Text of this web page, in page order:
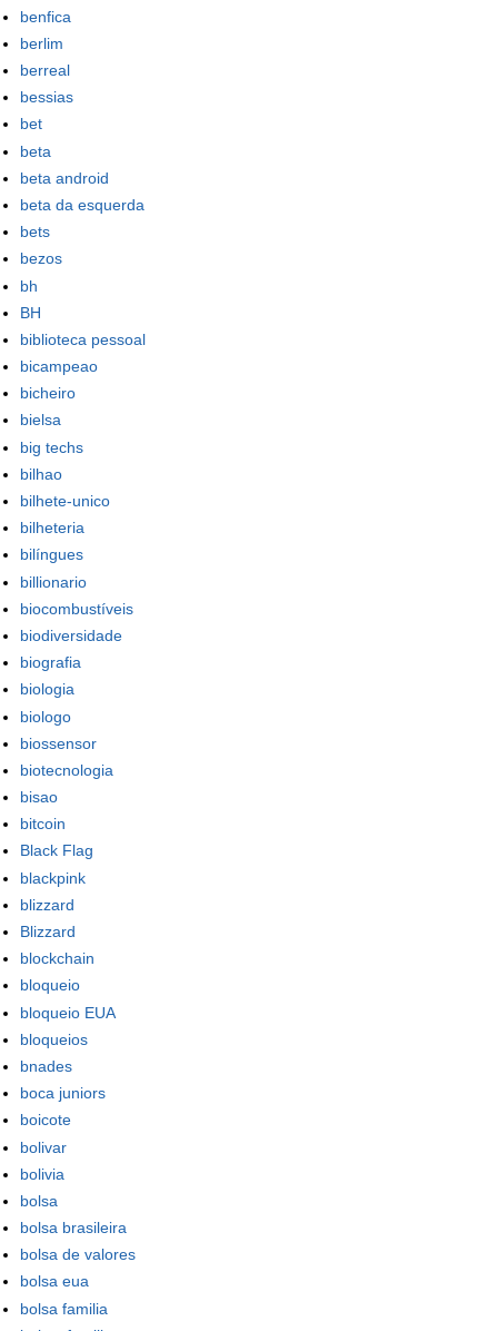
benfica
berlim
berreal
bessias
bet
beta
beta android
beta da esquerda
bets
bezos
bh
BH
biblioteca pessoal
bicampeao
bicheiro
bielsa
big techs
bilhao
bilhete-unico
bilheteria
bilíngues
billionario
biocombustíveis
biodiversidade
biografia
biologia
biologo
biossensor
biotecnologia
bisao
bitcoin
Black Flag
blackpink
blizzard
Blizzard
blockchain
bloqueio
bloqueio EUA
bloqueios
bnades
boca juniors
boicote
bolivar
bolivia
bolsa
bolsa brasileira
bolsa de valores
bolsa eua
bolsa familia